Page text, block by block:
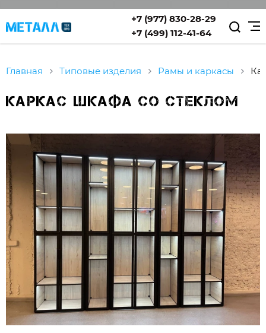
+7 (977) 830-28-29
+7 (499) 112-41-64
Главная Типовые изделия Рамы и каркасы
Каркас шкафа со стеклом